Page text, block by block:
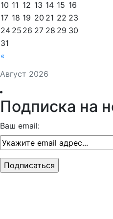
Август 2026
«
10 11 12 13 14 15 16
17 18 19 20 21 22 23
24 25 26 27 28 29 30
31
Подписка на
Ваш email: